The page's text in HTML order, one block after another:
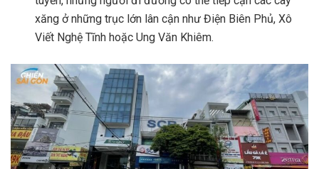
xăng ở những trục lớn lân cận như Điện Biên Phủ, Xô
Viết Nghệ Tĩnh hoặc Ung Văn Khiêm.